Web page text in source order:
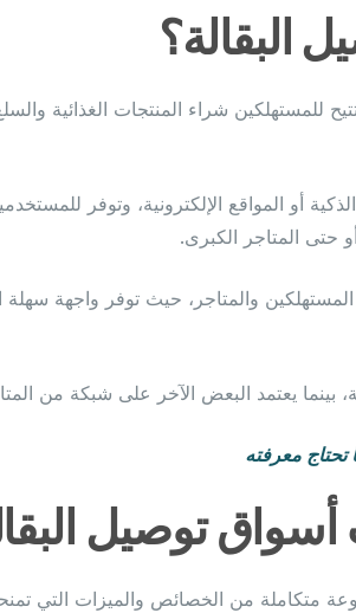
البقالة؟
للمستهلكين شراء المنتجات الغذائية
أو المواقع الإلكترونية، وتوفر
حتى المتاجر الكبرى.
والمتاجر، حيث توفر واجهة سهلة
بينما يعتمد البعض الآخر على شبكة من
تحتاج معرفته
توصيل
متكاملة من الخصائص والميزات التي